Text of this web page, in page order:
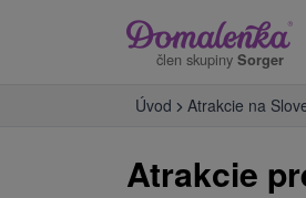
člen skupiny Sorger
Úvod Atrakcie na
Atrakcie